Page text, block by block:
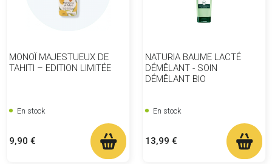
MONOÏ MAJESTUEUX DE
TAHITI – EDITION LIMITÉE
En stock
Prix
9,90 €
NATURIA BAUME LACTÉ
DÉMÊLANT - SOIN
DÉMÊLANT BIO
En stock
Prix
13,99 €